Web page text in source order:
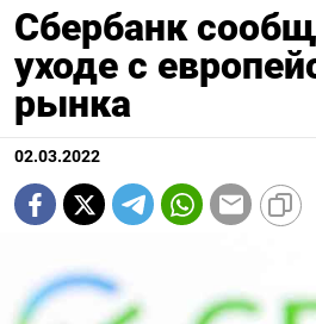
Сбербанк
уходе с
рынка
02.03.2022